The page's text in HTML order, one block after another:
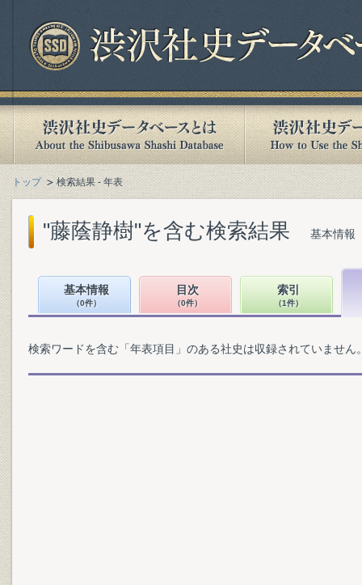
トップ 検索結果 - 年表
"藤蔭静樹"を含む検索結果 基本情報
基本情報
（0件）
目次
（0件）
索引
（1件）
検索ワードを含む「年表項目」のある社史は収録されていません